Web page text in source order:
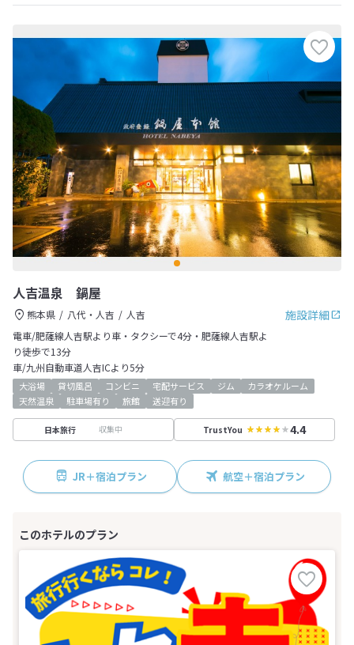
人吉温泉 鍋屋
施設詳細
熊本県 八代・人吉
人吉
電車/肥薩線人吉駅より車・タクシーで4分・肥薩線人吉駅よ
り徒歩で13分
車/九州自動車道人吉ICより5分
大浴場 貸切風呂 コンビニ 宅配サービス ジム
カラオケルーム
天然温泉
駐車場有り 旅館 送迎有り
日本旅行 収集中 TrustYou 4.4
JR＋宿泊プラン 航空＋宿泊プラン